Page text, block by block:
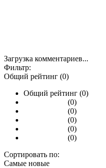
Загрузка комментариев...
Фильтр:
Общий рейтинг (0)
Общий рейтинг (0)
(0)
(0)
(0)
(0)
(0)
Сортировать по:
Самые новые